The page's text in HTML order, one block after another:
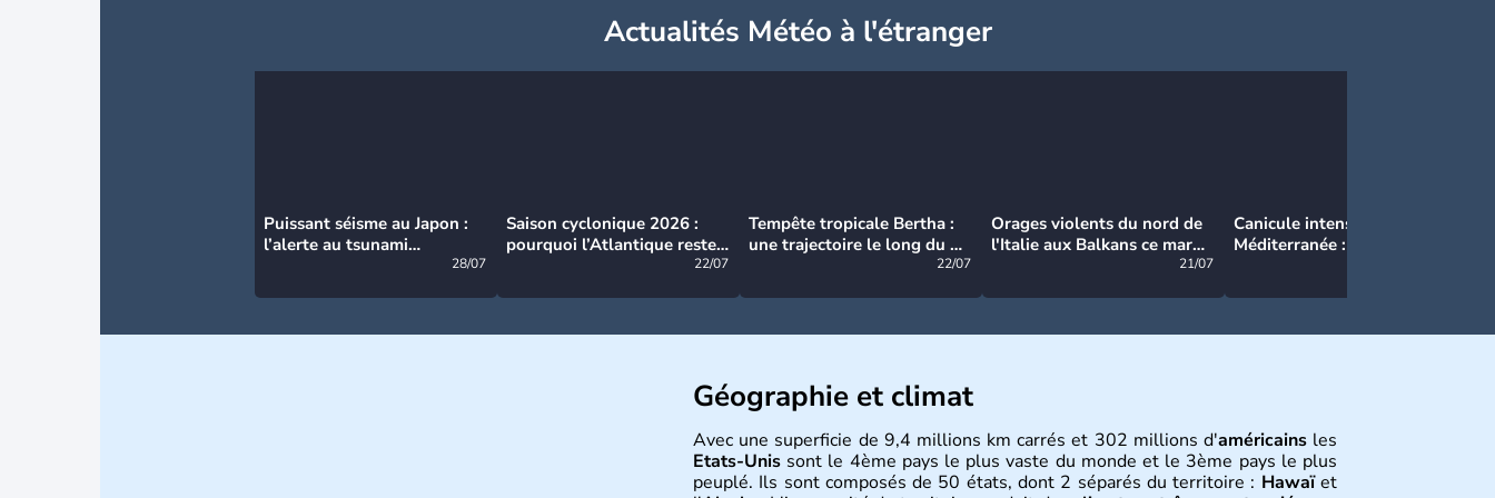
Actualités Météo à l'étranger
Puissant séisme au Japon :
l’alerte au tsunami
28/07
Saison cyclonique 2026 :
pourquoi l’Atlantique reste
22/07
Tempête tropicale Bertha :
une trajectoire le long du du
22/07
Orages violents du nord de
l'Italie aux Balkans ce mardi
21/07
Canicule intense en
Méditerranée : près de 50°C
Géographie et climat
Avec une superficie de 9,4 millions km carrés et 302 millions d'américainsles
Etats-Unis sont le 4ème pays le plus vaste du monde et le 3ème pays le plus
peuplé. Ils sont composés de 50 états, dont 2 séparés du territoire : Hawaïet